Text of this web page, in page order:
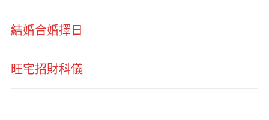
結婚合婚擇日
旺宅招財科儀